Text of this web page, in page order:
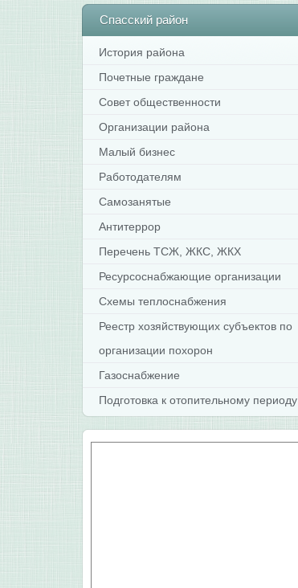
Спасский район
История района
Почетные граждане
Совет общественности
Организации района
Малый бизнес
Работодателям
Самозанятые
Антитеррор
Перечень ТСЖ, ЖКС, ЖКХ
Ресурсоснабжающие организации
Схемы теплоснабжения
Реестр хозяйствующих субъектов по
организации похорон
Газоснабжение
Подготовка к отопительному периоду